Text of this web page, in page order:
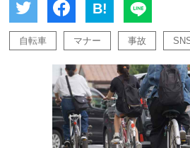
B!
自転車 マナー 事故